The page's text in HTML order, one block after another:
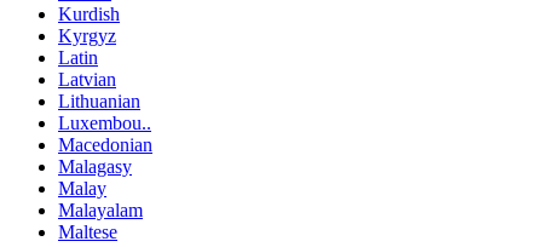
Kurdish
Kyrgyz
Latin
Latvian
Lithuanian
Luxembou..
Macedonian
Malagasy
Malay
Malayalam
Maltese